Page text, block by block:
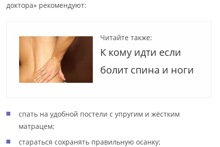
доктора» рекомендуют:
Читайте также:
К кому идти если
болит спина и ноги
спать на удобной постели с упругим и жёстким
матрацем;
стараться сохранять правильную осанку;